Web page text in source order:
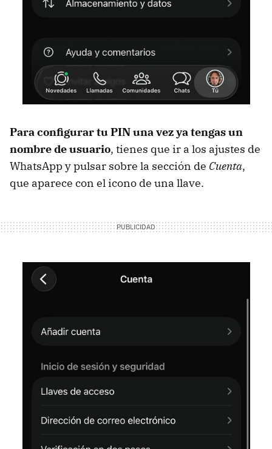
Para configurar tu PIN una vez ya tengas un
nombre de usuario, tienes que ir a los ajustes de
WhatsApp y pulsar sobre la sección de Cuenta,
que aparece con el icono de una llave.